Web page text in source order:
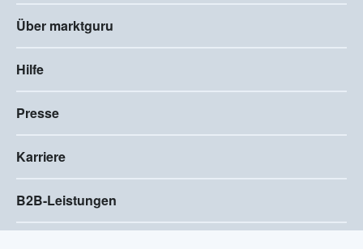
Über marktguru
Hilfe
Presse
Karriere
B2B-Leistungen